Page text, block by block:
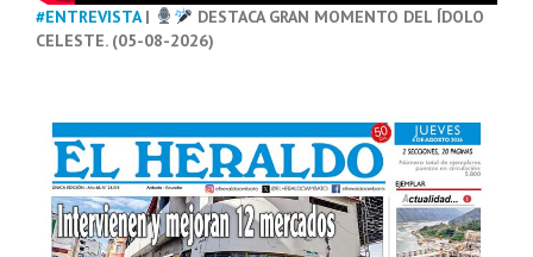
#ENTREVISTA|
DESTACA GRAN MOMENTO DEL ÍDOLO
CELESTE. (05-08-2026)